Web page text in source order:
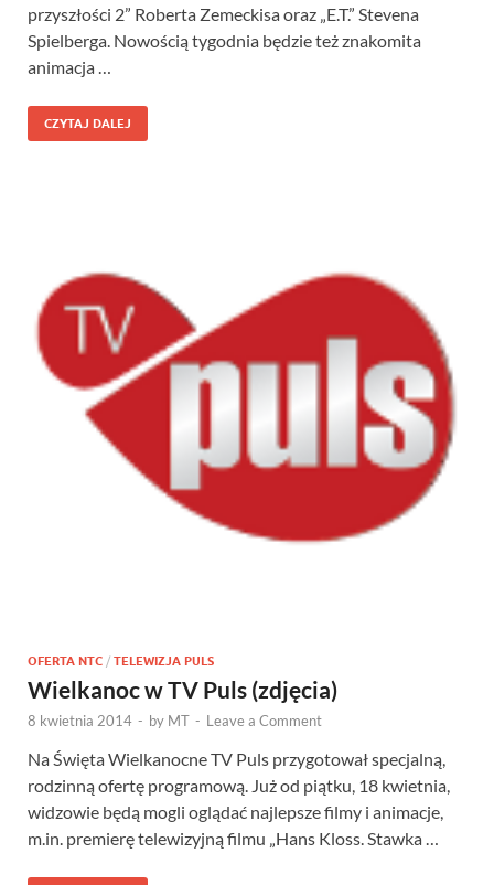
przyszłości 2” Roberta Zemeckisa oraz „E.T.” Stevena
Spielberga. Nowością tygodnia będzie też znakomita
animacja …
CZYTAJ DALEJ
OFERTA NTC / TELEWIZJA PULS
Wielkanoc w TV Puls (zdjęcia)
8 kwietnia 2014 - by MT - Leave a Comment
Na Święta Wielkanocne TV Puls przygotował specjalną,
rodzinną ofertę programową. Już od piątku, 18 kwietnia,
widzowie będą mogli oglądać najlepsze filmy i animacje,
m.in. premierę telewizyjną filmu „Hans Kloss. Stawka …